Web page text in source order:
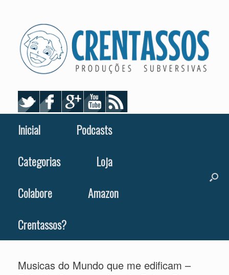
Inicial
Podcasts
Categorias
Loja
Colabore
Amazon
Crentassos?
Musicas do Mundo que me edificam –